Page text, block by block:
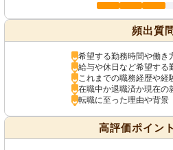
頻出質問
希望する勤務時間や働き
給与や休日など希望する
これまでの職務経歴や経
在職中か退職済か現在の
転職に至った理由や背景
高評価ポイン